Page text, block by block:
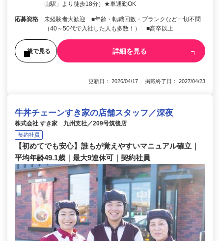
山駅」より徒歩18分）★車通勤OK
応募資格
未経験者大歓迎 ■年齢・転職回数・ブランクなど一切不問
（40～50代で入社した人も多数！） ■高卒以上
後で見る 詳細を見る
更新日： 2026/04/17 掲載終了日： 2027/04/23
牛丼チェーンすき家の店舗スタッフ／深夜
株式会社 すき家 九州支社／209号筑後店
契約社員
【初めてでも安心】誰もが覚えやすいマニュアル確立｜
平均年齢49.1歳｜最大9連休可｜契約社員